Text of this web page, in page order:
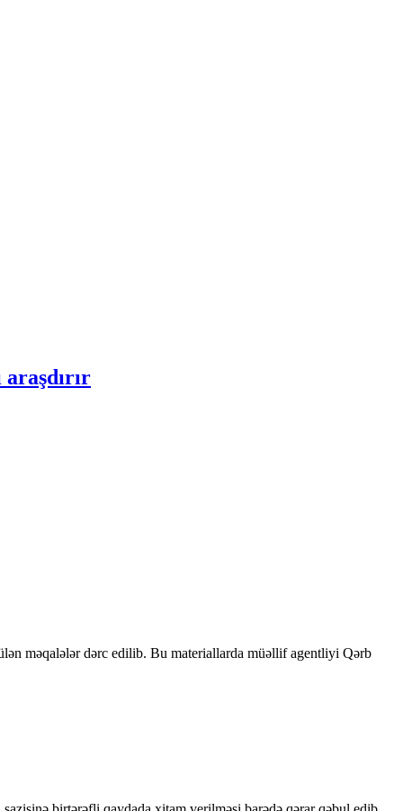
məqalələr dərc edilib. Bu materiallarda müəllif agentliyi Qərb